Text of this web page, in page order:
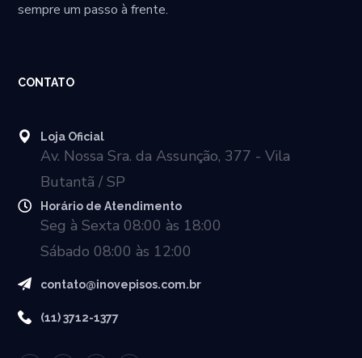
sempre um passo à frente.
CONTATO
Loja Oficial
Av. Nossa Sra. da Assunção, 377 - Vila
Butantã / SP
Horário de Atendimento
Seg à Sexta 08:00 às 18:00
Sábado 08:00 às 12:00
contato@inovepisos.com.br
(11) 3712-1377